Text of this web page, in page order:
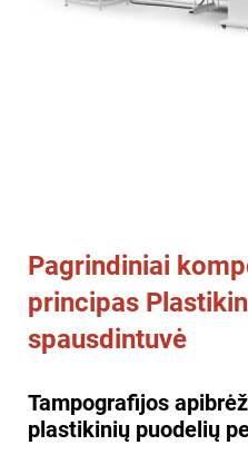
Pagrindiniai
principas
spausdintuvė
Tampografijos
plastikinių puodelių